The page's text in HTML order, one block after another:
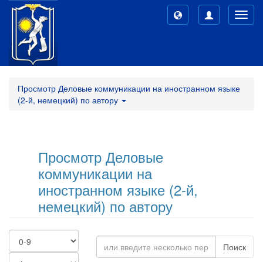
Просмотр Деловые коммуникации на иностранном языке
(2-й, немецкий) по автору
Просмотр Деловые
коммуникации на
иностранном языке (2-й,
немецкий) по автору
Поиск